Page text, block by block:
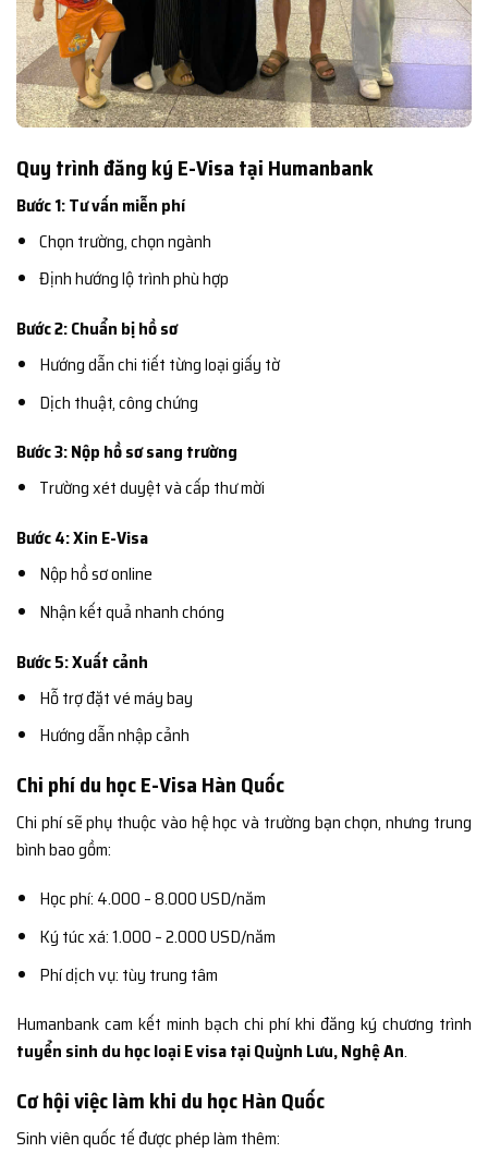
Quy trình đăng ký E-Visa tại Humanbank
Bước 1: Tư vấn miễn phí
Chọn trường, chọn ngành
Định hướng lộ trình phù hợp
Bước 2: Chuẩn bị hồ sơ
Hướng dẫn chi tiết từng loại giấy tờ
Dịch thuật, công chứng
Bước 3: Nộp hồ sơ sang trường
Trường xét duyệt và cấp thư mời
Bước 4: Xin E-Visa
Nộp hồ sơ online
Nhận kết quả nhanh chóng
Bước 5: Xuất cảnh
Hỗ trợ đặt vé máy bay
Hướng dẫn nhập cảnh
Chi phí du học E-Visa Hàn Quốc
Chi phí sẽ phụ thuộc vào hệ học và trường bạn chọn, nhưng trung
bình bao gồm:
Học phí: 4.000 – 8.000 USD/năm
Ký túc xá: 1.000 – 2.000 USD/năm
Phí dịch vụ: tùy trung tâm
Humanbank cam kết minh bạch chi phí khi đăng ký chương trình
tuyển sinh du học loại E visa tại Quỳnh Lưu, Nghệ An.
Cơ hội việc làm khi du học Hàn Quốc
Sinh viên quốc tế được phép làm thêm: